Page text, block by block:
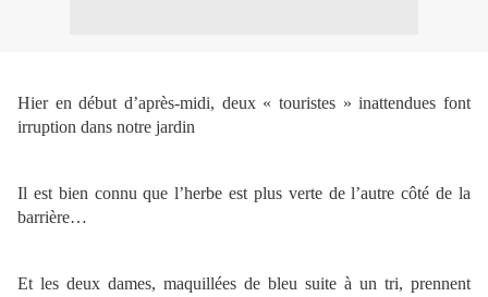
Hier en début d’après-midi, deux « touristes » inattendues font
irruption dans notre jardin
Il est bien connu que l’herbe est plus verte de l’autre côté de la
barrière…
Et les deux dames, maquillées de bleu suite à un tri, prennent